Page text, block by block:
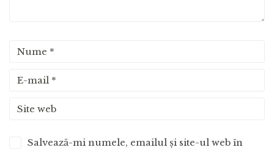
Salvează-mi numele, emailul și site-ul web în